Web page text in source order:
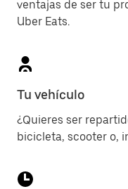
ventajas de ser tu
Uber Eats.
Tu vehículo
¿Quieres ser
bicicleta, scooter o,